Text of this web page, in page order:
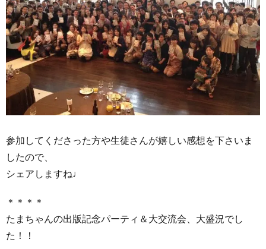
参加してくださった方や生徒さんが嬉しい感想を下さいま
したので、
シェアしますね♩
＊＊＊＊
たまちゃんの出版記念パーティ＆大交流会、大盛況でし
た！！